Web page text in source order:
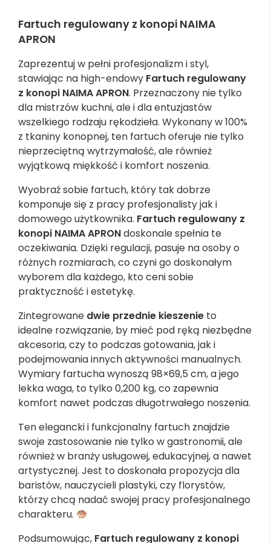
Fartuch regulowany z konopi NAIMA
APRON
Zaprezentuj w pełni profesjonalizm i styl,
stawiając na high-endowy Fartuch regulowany
z konopi NAIMA APRON. Przeznaczony nie tylko
dla mistrzów kuchni, ale i dla entuzjastów
wszelkiego rodzaju rękodzieła. Wykonany w 100%
z tkaniny konopnej, ten fartuch oferuje nie tylko
nieprzeciętną wytrzymałość, ale również
wyjątkową miękkość i komfort noszenia.
Wyobraź sobie fartuch, który tak dobrze
komponuje się z pracy profesjonalisty jak i
domowego użytkownika. Fartuch regulowany z
konopi NAIMA APRONdoskonale spełnia te
oczekiwania. Dzięki regulacji, pasuje na osoby o
różnych rozmiarach, co czyni go doskonałym
wyborem dla każdego, kto ceni sobie
praktyczność i estetykę.
Zintegrowane dwie przednie kieszenie to
idealne rozwiązanie, by mieć pod ręką niezbędne
akcesoria, czy to podczas gotowania, jak i
podejmowania innych aktywności manualnych.
Wymiary fartucha wynoszą 98×69,5 cm, a jego
lekka waga, to tylko 0,200 kg, co zapewnia
komfort nawet podczas długotrwałego noszenia.
Ten elegancki i funkcjonalny fartuch znajdzie
swoje zastosowanie nie tylko w gastronomii, ale
również w branży usługowej, edukacyjnej, a nawet
artystycznej. Jest to doskonała propozycja dla
baristów, nauczycieli plastyki, czy florystów,
którzy chcą nadać swojej pracy profesjonalnego
charakteru.
Podsumowując, Fartuch regulowany z konopi